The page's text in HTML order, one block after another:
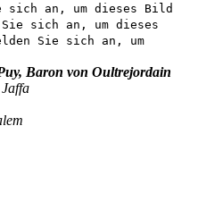
sich an, um dieses Bild
sich an, um dieses
Sie sich an, um
Baron von Oultrejordain